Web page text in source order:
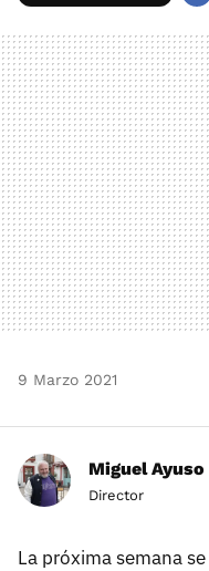
9 Marzo 2021
Miguel Ayuso
Director
La próxima semana